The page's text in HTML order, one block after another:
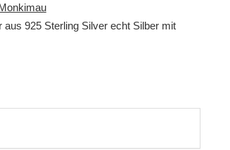
Monkimau
925 Sterling Silver echt Silber mit